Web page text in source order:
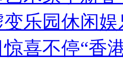
乐园休闲
喜不停“香